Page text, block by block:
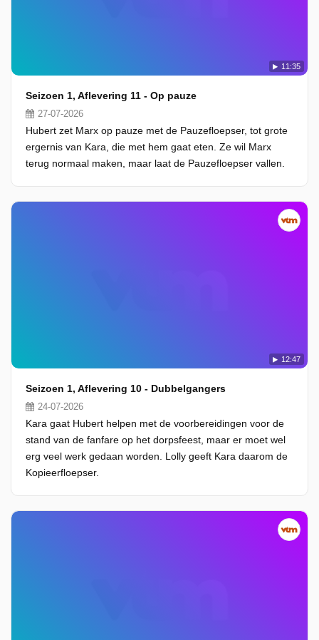
11:35
Seizoen 1, Aflevering 11 - Op pauze
27-07-2026
Hubert zet Marx op pauze met de Pauzefloepser, tot grote
ergernis van Kara, die met hem gaat eten. Ze wil Marx
terug normaal maken, maar laat de Pauzefloepser vallen.
12:47
Seizoen 1, Aflevering 10 - Dubbelgangers
24-07-2026
Kara gaat Hubert helpen met de voorbereidingen voor de
stand van de fanfare op het dorpsfeest, maar er moet wel
erg veel werk gedaan worden. Lolly geeft Kara daarom de
Kopieerfloepser.